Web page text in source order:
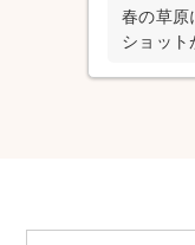
春の草原
ショット